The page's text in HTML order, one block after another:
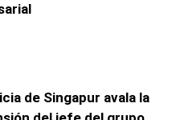
de Singapur avala la